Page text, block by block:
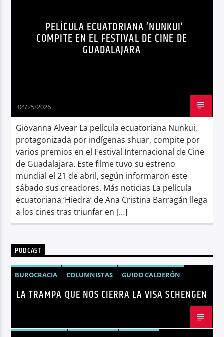
Radio hola
PELÍCULA NUNKUI
SÍNTESIS NOTICIOSA
PELÍCULA ECUATORIANA ‘NUNKUI’
COMPITE EN EL FESTIVAL DE CINE DE
GUADALAJARA
04/25/2026
Giovanna Alvear La película ecuatoriana Nunkui,
protagonizada por indígenas shuar, compite por
varios premios en el Festival Internacional de Cine
de Guadalajara. Este filme tuvo su estreno
mundial el 21 de abril, según informaron este
sábado sus creadores. Más noticias La película
ecuatoriana ‘Hiedra’ de Ana Cristina Barragán llega
a los cines tras triunfar en […]
PODCAST
BUROCRACIA COLUMNISTAS
GUIDO CALDERÓN
LIBRE COMERCIO
NOTICIAS
NOTICIAS ECUADOR
LA TRAMPA QUE NOS CIERRA LA VISA SCHENGEN